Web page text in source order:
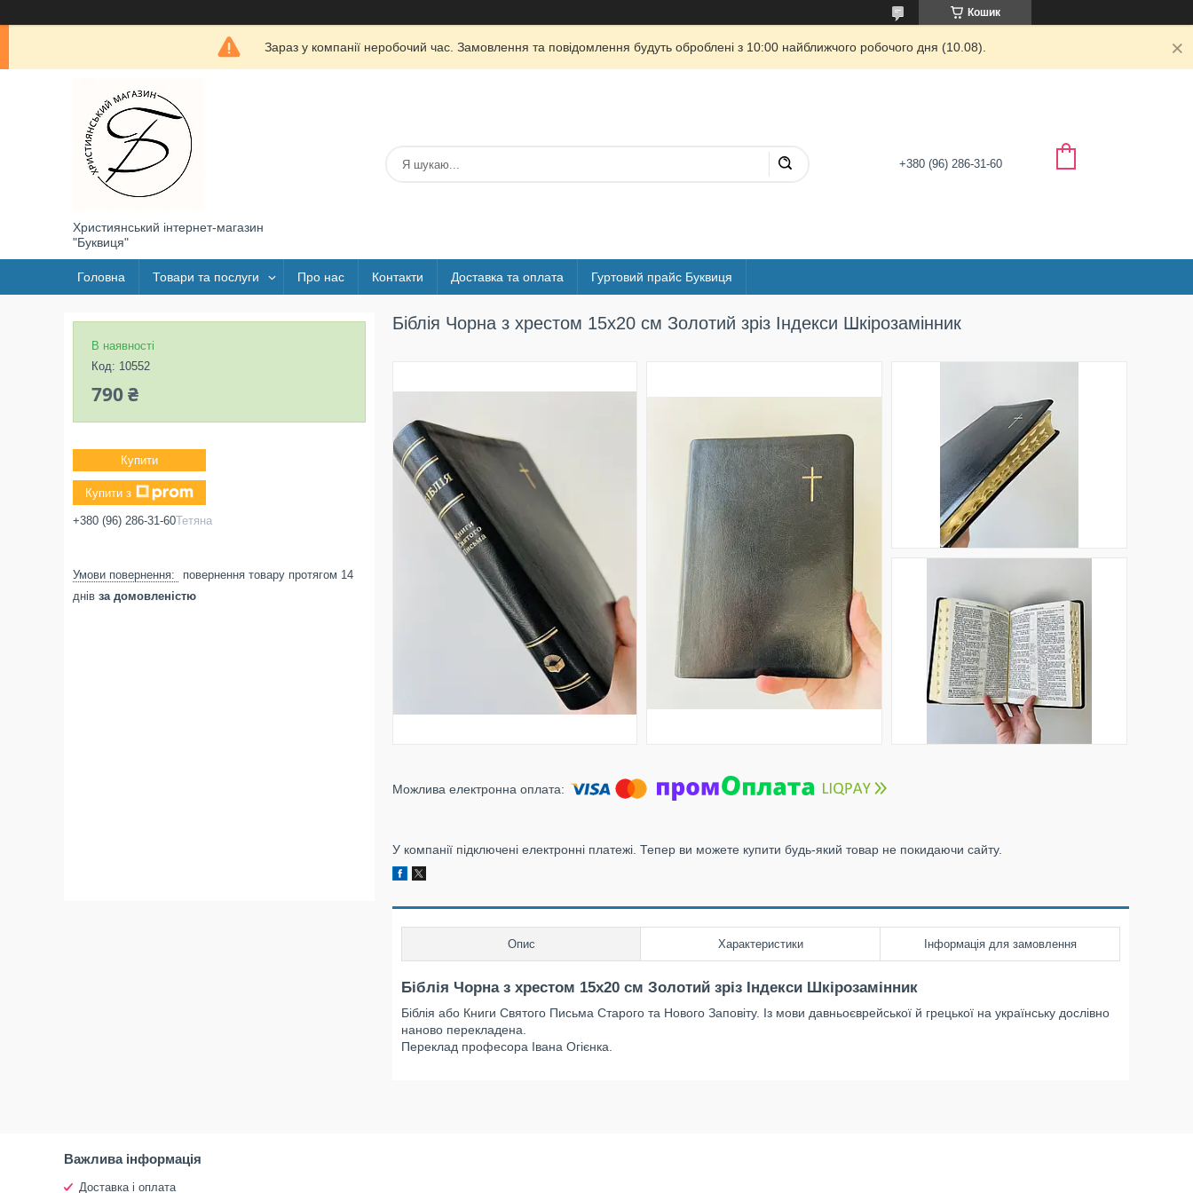
Кошик
Зараз у компанії неробочий час. Замовлення та повідомлення будуть оброблені з 10:00 найближчого робочого дня (10.08).
Християнський інтернет-магазин
"Буквиця"
+380 (96) 286-31-60
Головна Товари та послуги Про нас Контакти Доставка та оплата Гуртовий прайс Буквиця
Біблія Чорна з хрестом 15х20 см Золотий зріз Індекси Шкірозамінник
У компанії підключені електронні платежі. Тепер ви можете купити будь-який товар не покидаючи сайту.
Опис Характеристики Інформація для замовлення
Біблія Чорна з хрестом 15х20 см Золотий зріз Індекси Шкірозамінник
Біблія або Книги Святого Письма Старого та Нового Заповіту. Із мови давньоєврейської й грецької на українську дослівно
наново перекладена.
Переклад професора Івана Огієнка.
В наявності
Код: 10552
790 ₴
Купити
Купити з
+380 (96) 286-31-60Тетяна
повернення товару протягом 14
днів за домовленістю
Важлива інформація
Доставка і оплата